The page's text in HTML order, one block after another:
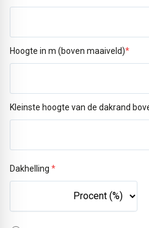
Hoogte in m (boven maaiveld)*
Kleinste hoogte van de dakrand
Dakhelling *